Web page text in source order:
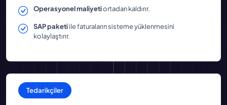
Operasyonel maliyetiortadan kaldırır.
SAP paketiile faturaların sisteme yüklenmesini
kolaylaştırır.
Tedarikçiler